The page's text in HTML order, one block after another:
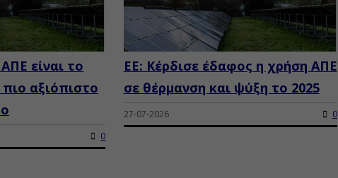
είναι το
πιο αξιόπιστο
0
ΕΕ: Κέρδισε έδαφος η χρήση ΑΠΕ
σε θέρμανση και ψύξη το 2025
27-07-2026 0